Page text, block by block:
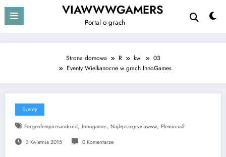
treści
VIAWWWGAMERS
Portal o grach
Strona domowa R kwi
03
Eventy Wielkanocne w grach InnoGames
Eventy
Forgeofempiresandroid, Innogames, Najlepszegryviawww, Plemiona2
3 Kwietnia 2015 0 Komentarze